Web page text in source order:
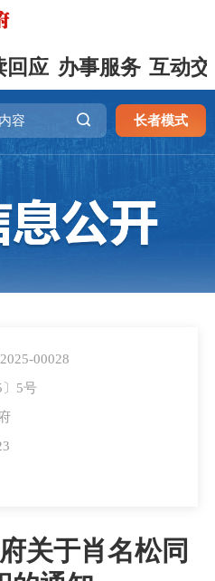
回应 办事服务 互动
长者模式
00028
5号
关于肖名松同